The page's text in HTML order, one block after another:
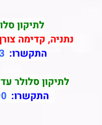
לתיקון
נתניה, קדימה
התקשרו:
לתיקון סלולר
התקשרו: